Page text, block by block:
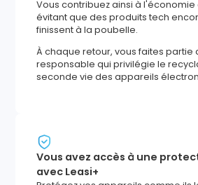
Vous contribuez ainsi à
évitant que des produits tech
finissent à la poubelle.
À chaque retour, vous faites partie
responsable qui privilégie le
seconde vie des appareils
Vous avez accès à une
avec Leasi+